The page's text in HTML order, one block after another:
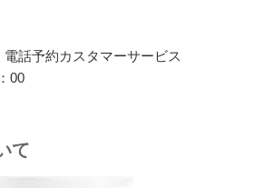
電話予約カスタマーサービス
00
て